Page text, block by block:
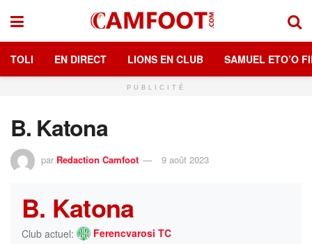
TOLI EN DIRECT LIONS EN CLUB SAMUEL ETO’O
PUBLICITÉ
B. Katona
par Redaction Camfoot 9 août 2023
B. Katona
Club actuel: Ferencvarosi TC